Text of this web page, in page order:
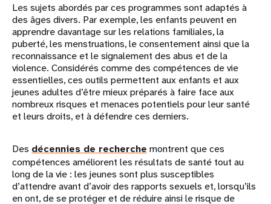
Les sujets abordés par ces programmes sont adaptés à
des âges divers. Par exemple, les enfants peuvent en
apprendre davantage sur les relations familiales, la
puberté, les menstruations, le consentement ainsi que la
reconnaissance et le signalement des abus et de la
violence. Considérés comme des compétences de vie
essentielles, ces outils permettent aux enfants et aux
jeunes adultes d’être mieux préparés à faire face aux
nombreux risques et menaces potentiels pour leur santé
et leurs droits, et à défendre ces derniers.
Des décennies de recherche montrent que ces
compétences améliorent les résultats de santé tout au
long de la vie : les jeunes sont plus susceptibles
d’attendre avant d’avoir des rapports sexuels et, lorsqu’ils
en ont, de se protéger et de réduire ainsi le risque de